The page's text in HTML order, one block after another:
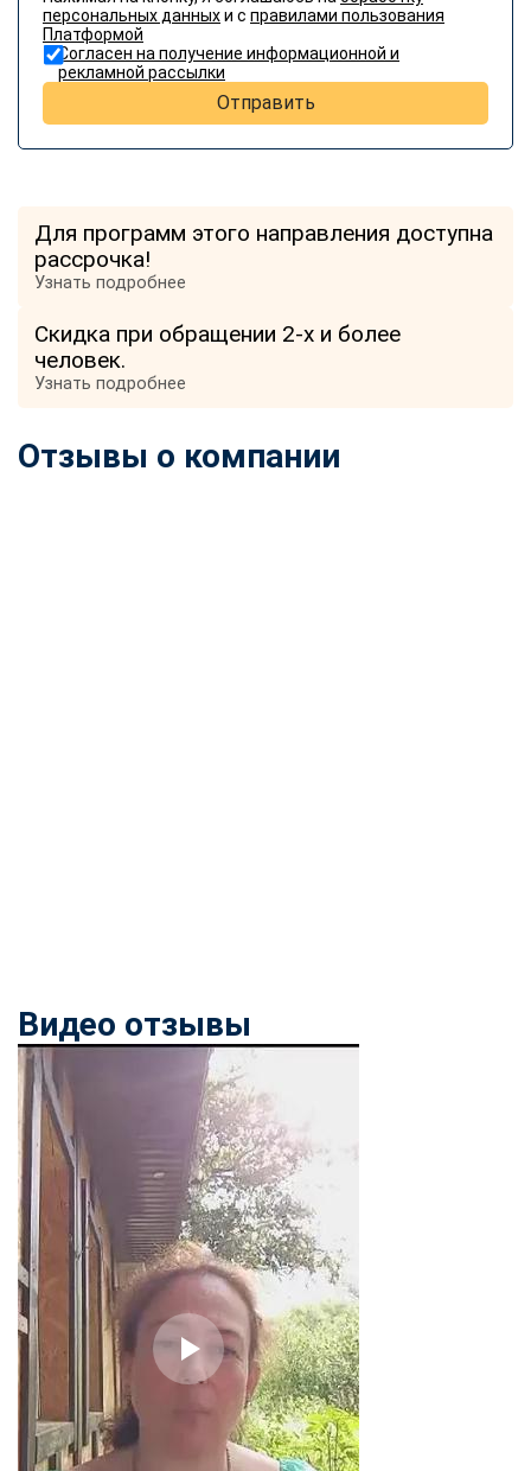
персональных данныхи с правилами пользования
Платформой
Согласен на получение информационной и
рекламной рассылки
Отправить
Для программ этого направления доступна
рассрочка!
Узнать подробнее
Скидка при обращении 2-х и более
человек.
Узнать подробнее
Отзывы о компании
Видео отзывы